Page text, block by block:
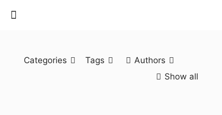
Categories Tags
Authors
Show all